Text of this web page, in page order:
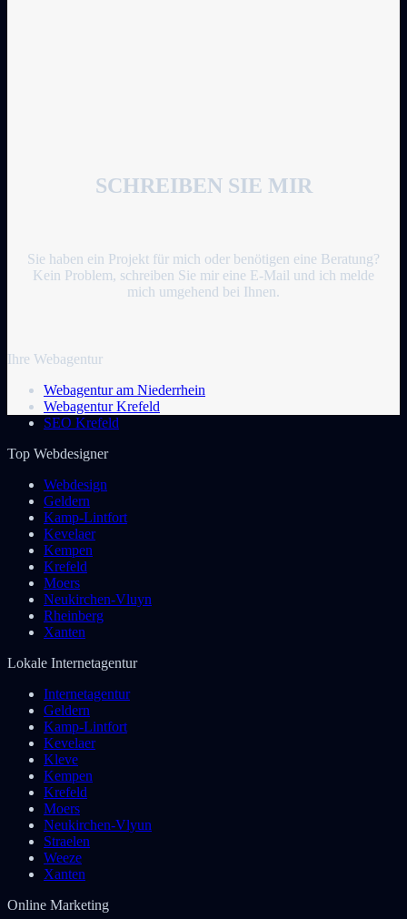
SCHREIBEN SIE MIR
Sie haben ein Projekt für mich oder benötigen eine Beratung?
Kein Problem, schreiben Sie mir eine E-Mail und ich melde
mich umgehend bei Ihnen.
Ihre Webagentur
Webagentur am Niederrhein
Webagentur Krefeld
SEO Krefeld
Top Webdesigner
Webdesign
Geldern
Kamp-Lintfort
Kevelaer
Kempen
Krefeld
Moers
Neukirchen-Vluyn
Rheinberg
Xanten
Lokale Internetagentur
Internetagentur
Geldern
Kamp-Lintfort
Kevelaer
Kleve
Kempen
Krefeld
Moers
Neukirchen-Vlyun
Straelen
Weeze
Xanten
Online Marketing